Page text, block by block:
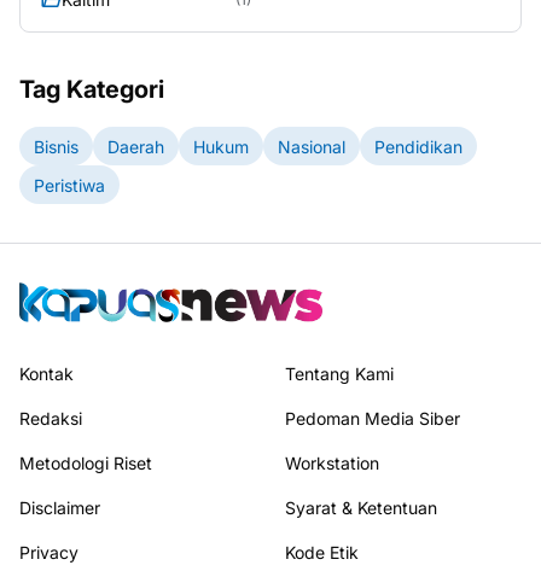
Tag Kategori
Bisnis Daerah Hukum Nasional
Pendidikan
Peristiwa
Kontak Tentang Kami
Redaksi Pedoman Media Siber
Metodologi Riset Workstation
Disclaimer Syarat & Ketentuan
Privacy Kode Etik